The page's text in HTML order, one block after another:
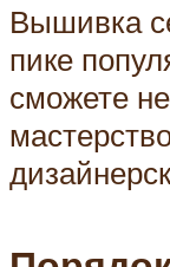
Вышивка
пике
сможете